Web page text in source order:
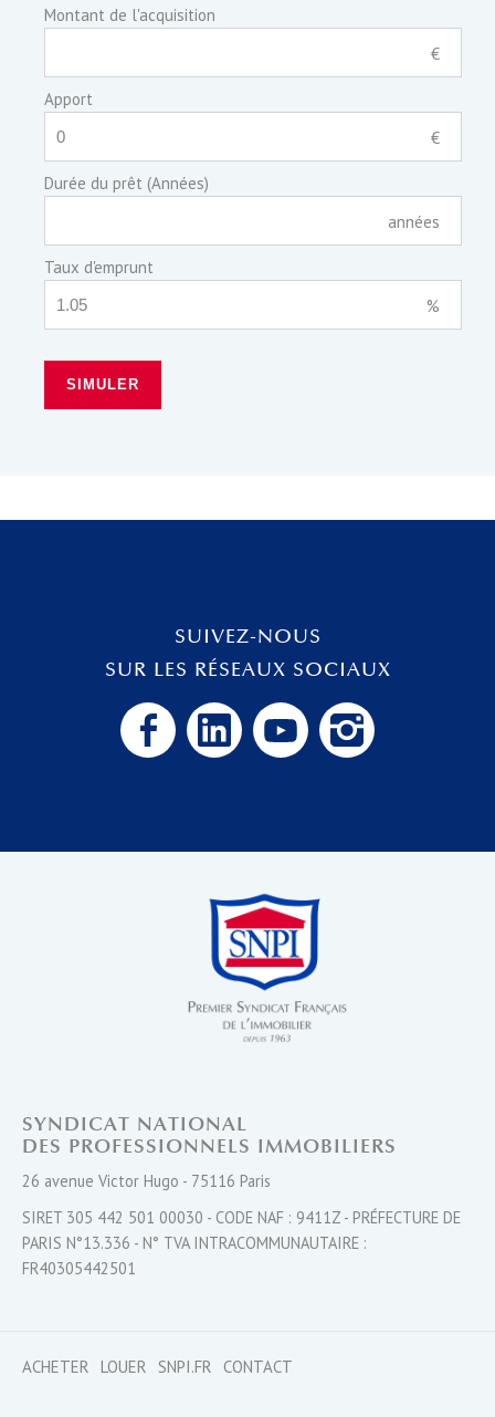
Montant de l'acquisition
€
Apport
€
Durée du prêt (Années)
années
Taux d'emprunt
%
SIMULER
SYNDICAT NATIONAL
DES PROFESSIONNELS IMMOBILIERS
26 avenue Victor Hugo - 75116 Paris
SIRET 305 442 501 00030 - CODE NAF : 9411Z - PRÉFECTURE DE
PARIS N°13.336 - N° TVA INTRACOMMUNAUTAIRE :
FR40305442501
ACHETER LOUER SNPI.FR CONTACT
SUIVEZ-NOUS
SUR LES RÉSEAUX SOCIAUX